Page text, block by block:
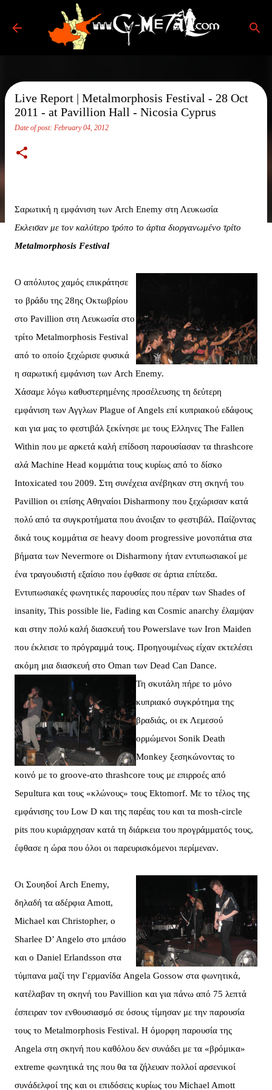
Skip to main content
Live Report | Metalmorphosis Festival - 28 Oct
2011 - at Pavillion Hall - Nicosia Cyprus
Date of post: February 04, 2012
Σαρωτική η εμφάνιση των Arch Enemy στη Λευκωσία
Εκλεισαν με τον καλύτερο τρόπο το άρτια διοργανωμένο τρίτο
Metalmorphosis Festival
Ο απόλυτος χαμός επικράτησε
το βράδυ της 28ης Οκτωβρίου
στο Pavillion στη Λευκωσία στο
τρίτο Metalmorphosis Festival
από το οποίο ξεχώρισε φυσικά
η σαρωτική εμφάνιση των Arch Enemy.
Χάσαμε λόγω καθυστερημένης προσέλευσης τη δεύτερη
εμφάνιση των Αγγλων Plague of Angels επί κυπριακού εδάφους
και για μας το φεστιβάλ ξεκίνησε με τους Ελληνες The Fallen
Within που με αρκετά καλή επίδοση παρουσίασαν τα thrashcore
αλά Machine Head κομμάτια τους κυρίως από το δίσκο
Intoxicated του 2009. Στη συνέχεια ανέβηκαν στη σκηνή του
Pavillion οι επίσης Αθηναίοι Disharmony που ξεχώρισαν κατά
πολύ από τα συγκροτήματα που άνοιξαν το φεστιβάλ. Παίζοντας
δικά τους κομμάτια σε heavy doom progressive μονοπάτια στα
βήματα των Nevermore οι Disharmony ήταν εντυπωσιακοί με
ένα τραγουδιστή εξαίσιο που έφθασε σε άρτια επίπεδα.
Εντυπωσιακές φωνητικές παρουσίες που πέραν των Shades of
insanity, This possible lie, Fading και Cosmic anarchy έλαμψαν
και στην πολύ καλή διασκευή του Powerslave των Iron Maiden
που έκλεισε το πρόγραμμά τους. Προηγουμένως είχαν εκτελέσει
ακόμη μια διασκευή στο Oman των Dead Can Dance.
Τη σκυτάλη πήρε το μόνο
κυπριακό συγκρότημα της
βραδιάς, οι εκ Λεμεσού
ορμώμενοι Sonik Death
Monkey ξεσηκώνοντας το
κοινό με το groove-ατο thrashcore τους με επιρροές από
Sepultura και τους «κλώνους» τους Ektomorf. Mε το τέλος της
εμφάνισης του Low D και της παρέας του και τα mosh-circle
pits που κυριάρχησαν κατά τη διάρκεια του προγράμματός τους,
έφθασε η ώρα που όλοι οι παρευρισκόμενοι περίμεναν.
Οι Σουηδοί Arch Enemy,
δηλαδή τα αδέρφια Αmott,
Michael και Christopher, ο
Sharlee D’ Angelo στο μπάσο
και ο Daniel Erlandsson στα
τύμπανα μαζί την Γερμανίδα Angela Gossow στα φωνητικά,
κατέλαβαν τη σκηνή του Pavillion και για πάνω από 75 λεπτά
έσπειραν τον ενθουσιασμό σε όσους τίμησαν με την παρουσία
τους το Metalmorphosis Festival. Η όμορφη παρουσία της
Angela στη σκηνή που καθόλου δεν συνάδει με τα «βρόμικα»
extreme φωνητικά της που θα τα ζήλευαν πολλοί αρσενικοί
συνάδελφοί της και οι επιδόσεις κυρίως του Michael Amott